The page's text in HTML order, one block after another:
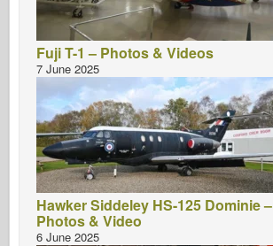
Fuji T-1 – Photos & Videos
7 June 2025
Hawker Siddeley HS-125 Dominie –
Photos & Video
6 June 2025